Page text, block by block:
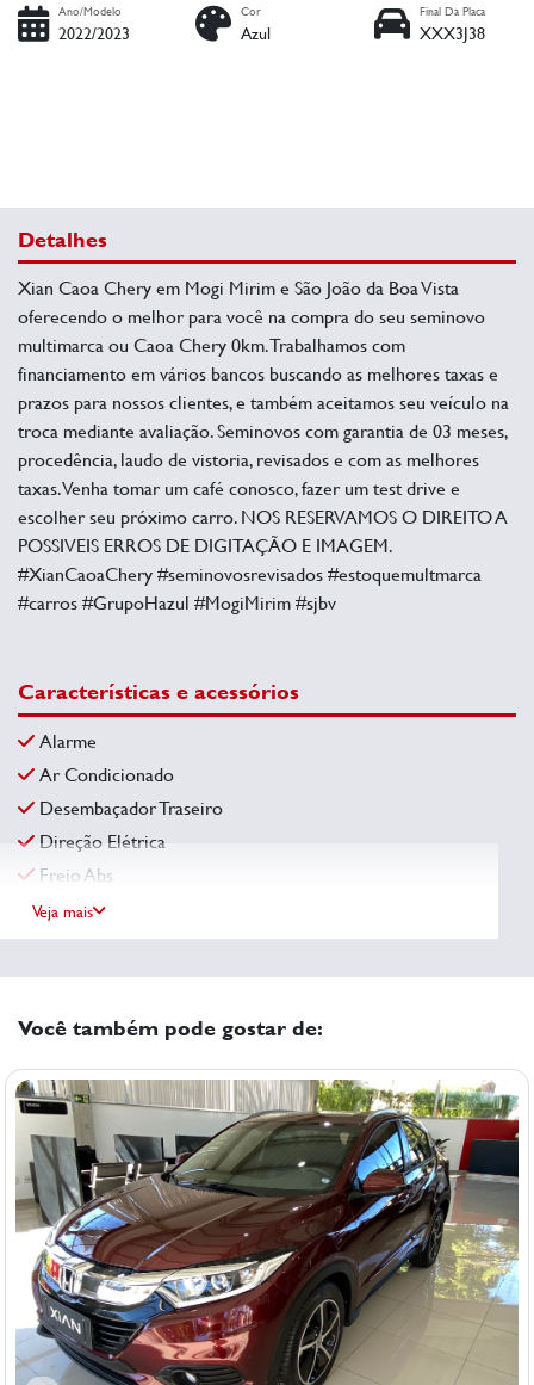
Ano/Modelo
2022/2023
Cor
Azul
Final Da Placa
XXX3J38
Detalhes
Xian Caoa Chery em Mogi Mirim e São João da Boa Vista
oferecendo o melhor para você na compra do seu seminovo
multimarca ou Caoa Chery 0km. Trabalhamos com
financiamento em vários bancos buscando as melhores taxas e
prazos para nossos clientes, e também aceitamos seu veículo na
troca mediante avaliação. Seminovos com garantia de 03 meses,
procedência, laudo de vistoria, revisados e com as melhores
taxas. Venha tomar um café conosco, fazer um test drive e
escolher seu próximo carro. NOS RESERVAMOS O DIREITO A
POSSIVEIS ERROS DE DIGITAÇÃO E IMAGEM.
#XianCaoaChery #seminovosrevisados #estoquemultmarca
#carros #GrupoHazul #MogiMirim #sjbv
Características e acessórios
Alarme
Ar Condicionado
Desembaçador Traseiro
Direção Elétrica
Freio Abs
Veja mais
Você também pode gostar de: